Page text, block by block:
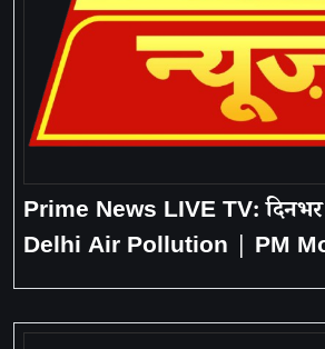
Prime News LIVE TV:
Delhi Air Pollution | PM
Bangladesh | Nitish